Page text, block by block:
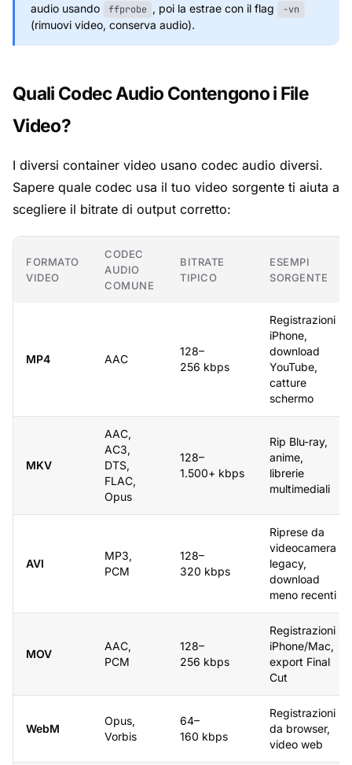
audio usando
ffprobe , poi la estrae con il flag -vn
(rimuovi video, conserva audio).
Quali Codec Audio Contengono i File
Video?
I diversi container video usano codec audio diversi.
Sapere quale codec usa il tuo video sorgente ti aiuta a
scegliere il bitrate di output corretto:
FORMATO
VIDEO
CODEC
AUDIO
COMUNE
BITRATE
TIPICO
ESEMPI
SORGENTE
MP4 AAC
128–
256 kbps
Registrazioni
iPhone,
download
YouTube,
catture
schermo
MKV
AAC,
AC3,
DTS,
FLAC,
Opus
128–
1.500+ kbps
Rip Blu-ray,
anime,
librerie
multimediali
AVI
MP3,
PCM
128–
320 kbps
Riprese da
videocamera
legacy,
download
meno recenti
MOV
AAC,
PCM
128–
256 kbps
Registrazioni
iPhone/Mac,
export Final
Cut
WebM
Opus,
Vorbis
64–
160 kbps
Registrazioni
da browser,
video web